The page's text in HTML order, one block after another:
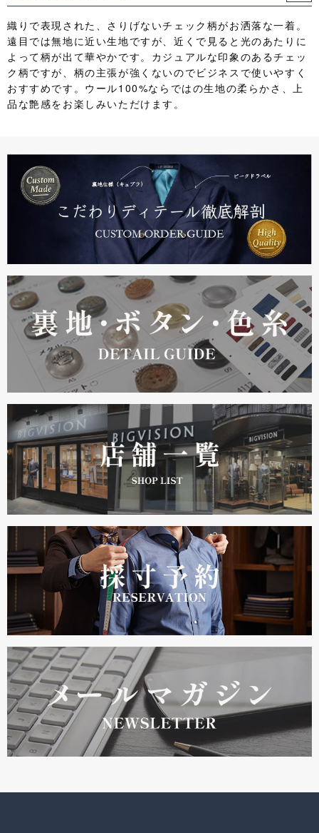
織りで表現された、さりげないチェック柄がお洒落な一着。
遠目では無地に近い生地ですが、近くで見ると光のあたりに
よって柄が出て華やかです。カジュアルな印象のあるチェッ
ク柄ですが、柄の主張が強くないのでビジネスで使いやすく
おすすめです。ウール100%ならではの生地の柔らかさ、上
品な艶感をお楽しみいただけます。